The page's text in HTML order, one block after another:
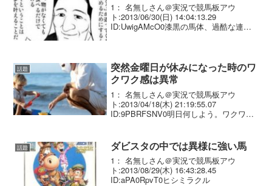
1： 名無しさん＠実況で競馬板アウ
ト:2013/06/30(日) 14:04:13.29
ID:UwigAMcO0漆黒の馬体、過酷な連闘
話題
突然金曜日が休みになった時のワ
クワク感は異常
1： 名無しさん＠実況で競馬板アウ
ト:2013/04/18(木) 21:19:55.07
ID:9PBRFSNV0明日何しよう。ワクワ
カフェで地方やるつもり。
話題 ダビスタの中では異様に強い馬
1： 名無しさん＠実況で競馬板アウ
ト:2013/08/29(木) 16:43:28.45
ID:aPA0RpvT0ヒシミラクル